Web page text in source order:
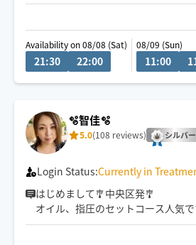
✨歴13年✨
初めての方も安心してお任せくださ
施術させていただきます。
Availability on 08/08 (Sat)
21:30 22:00
08/09 (Sun)
11:00
🫧智佳🫧
5.0(108 reviews) シルバー
Login Status:Currently in
はじめまして🎐中央区発🎐
オイル、指圧のセットコース人気
お盆も稼働🥭